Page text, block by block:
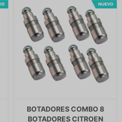
BOTADORES COMBO 8
BOTADORES CITROEN